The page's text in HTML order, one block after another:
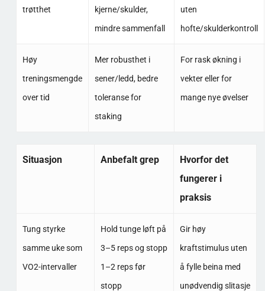
trøtthet
kjerne/skulder,
mindre sammenfall
uten
hofte/skulderkontroll
Høy
treningsmengde
over tid
Mer robusthet i
sener/ledd, bedre
toleranse for
staking
For rask økning i
vekter eller for
mange nye øvelser
Situasjon Anbefalt grep
Hvorfor det
fungerer i
praksis
Tung styrke
samme uke som
VO2-intervaller
Hold tunge løft på
3–5 reps og stopp
1–2 reps før
stopp
Gir høy
kraftstimulus uten
å fylle beina med
unødvendig slitasje